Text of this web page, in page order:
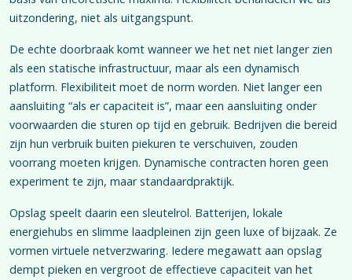
uitzondering, niet als uitgangspunt.
De echte doorbraak komt wanneer we het net niet langer zien
als een statische infrastructuur, maar als een dynamisch
platform. Flexibiliteit moet de norm worden. Niet langer een
aansluiting “als er capaciteit is”, maar een aansluiting onder
voorwaarden die sturen op tijd en gebruik. Bedrijven die bereid
zijn hun verbruik buiten piekuren te verschuiven, zouden
voorrang moeten krijgen. Dynamische contracten horen geen
experiment te zijn, maar standaardpraktijk.
Opslag speelt daarin een sleutelrol. Batterijen, lokale
energiehubs en slimme laadpleinen zijn geen luxe of bijzaak. Ze
vormen virtuele netverzwaring. Iedere megawatt aan opslag
dempt pieken en vergroot de effectieve capaciteit van het